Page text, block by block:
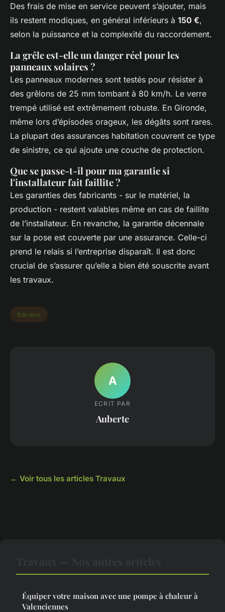
Des frais de mise en service peuvent s’ajouter, mais
ils restent modiques, en général inférieurs à 150 €,
selon la puissance et la complexité du raccordement.
La grêle est-elle un danger réel pour les
panneaux solaires ?
Les panneaux modernes sont testés pour résister à
des grêlons de 25 mm tombant à 80 km/h. Le verre
trempé utilisé est extrêmement robuste. En Gironde,
même lors d’épisodes orageux, les dégâts sont rares.
La plupart des assurances habitation couvrent ce type
de sinistre, ce qui ajoute une couche de protection.
Que se passe-t-il pour ma garantie si
l'installateur fait faillite ?
Les garanties des fabricants - sur le matériel, la
production - restent valables même en cas de faillite
de l’installateur. En revanche, la garantie décennale
sur la pose est couverte par une assurance. Celle-ci
prend le relais si l’entreprise disparaît. Il est donc
crucial de s’assurer qu’elle a bien été souscrite avant
les travaux.
travaux
A
ECRIT PAR
Auberte
← Voir tous les articles Travaux
Équiper votre maison avec une pompe à chaleur à
Valenciennes